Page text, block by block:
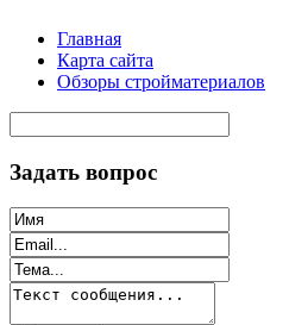
Главная
Карта сайта
Обзоры стройматериалов
Задать вопрос